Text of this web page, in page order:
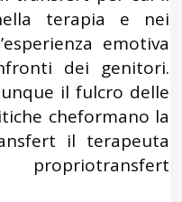
terapia e nei
emotiva
dei genitori.
il fulcro delle
cheformano la
il terapeuta